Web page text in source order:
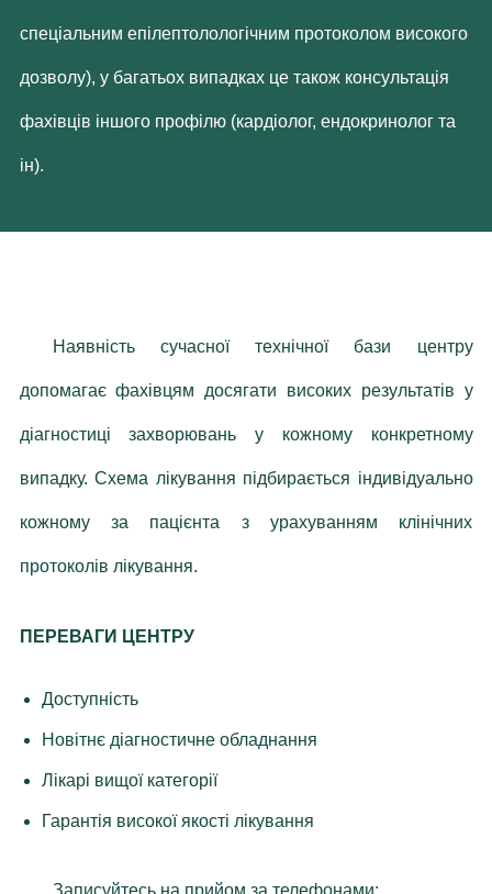
спеціальним епілептолологічним протоколом високого
дозволу), у багатьох випадках це також консультація
фахівців іншого профілю (кардіолог, ендокринолог та
ін).
Наявність сучасної технічної бази центру
допомагає фахівцям досягати високих результатів у
діагностиці захворювань у кожному конкретному
випадку. Схема лікування підбирається індивідуально
кожному за пацієнта з урахуванням клінічних
протоколів лікування.
ПЕРЕВАГИ ЦЕНТРУ
Доступність
Новітнє діагностичне обладнання
Лікарі вищої категорії
Гарантія високої якості лікування
Записуйтесь на прийом за телефонами: